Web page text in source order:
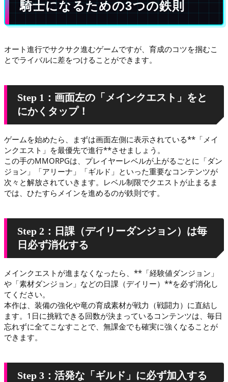
騎士になるための3つの鉄則
オート進行でサクサク進むゲームですが、育成のコツを掴むこ
とでライバルに差をつけることができます。
Step 1：画面左の「メインクエスト」をと
にかくタップ！
ゲームを始めたら、まずは画面左側に表示されている**「メイ
ンクエスト」を最優先で進行**させましょう。
この手のMMORPGは、プレイヤーレベルが上がるごとに「ダン
ジョン」「アリーナ」「ギルド」といった重要なコンテンツが
次々と解放されていきます。レベル制限でクエストが止まるま
では、ひたすらメインを進めるのが鉄則です。
Step 2：日課（デイリーダンジョン）は毎
日必ず消化する
メインクエストが進まなくなったら、**「経験値ダンジョン」
や「素材ダンジョン」などの日課（デイリー）**を必ず消化し
てください。
本作は、装備の強化や竜の育成素材が戦力（戦闘力）に直結し
ます。1日に挑戦できる回数が決まっているコンテンツは、毎日
忘れずに全てこなすことで、無課金でも確実に強くなることが
できます。
Step 3：活発な「ギルド」に必ず加入する